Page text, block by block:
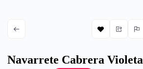
Navarrete Cabrera Violeta